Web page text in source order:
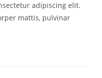
adipiscing elit.
mattis, pulvinar